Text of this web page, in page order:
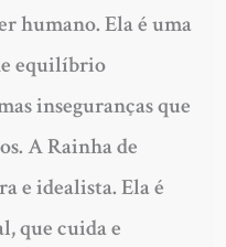
humano. Ela é uma
equilíbrio
inseguranças que
A Rainha de
e idealista. Ela é
que cuida e